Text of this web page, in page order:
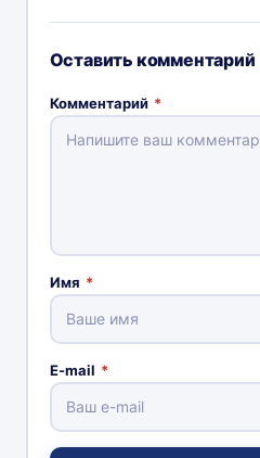
Оставить комментарий
Комментарий *
Имя *
E-mail *